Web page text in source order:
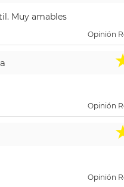
Muy amables
Opinión
Opinión
Opinión